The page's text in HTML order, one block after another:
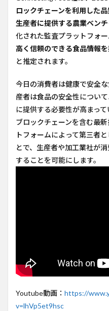
3
テク
ノロ
ジー
4
今後
画
5
コメ
6
参考
URL
ロックチェーンを利用した
生産者に提供する農業ベン
化された監査プラットフォー
高く信頼のできる食品情報
と推定されます。
今日の消費者は健康で安全
産者は食品の安全性につい
に提供する必要性が高まっ
ブロックチェーンを含む最
トフォームによって第三者
とで、生産者や加工業社が
することを可能にします。
Youtube動画： https://
v=lhVp5et9hsc